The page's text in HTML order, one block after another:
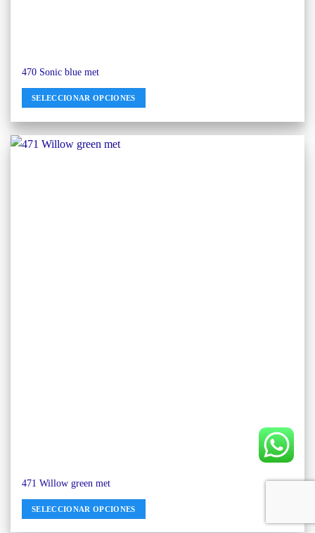
470 Sonic blue met
SELECCIONAR OPCIONES
471 Willow green met
SELECCIONAR OPCIONES